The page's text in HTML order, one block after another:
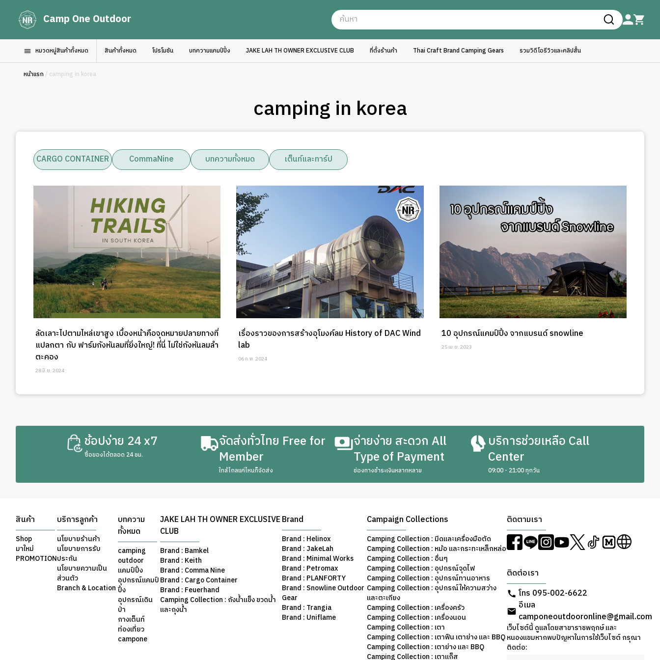
Camp One Outdoor
หมวดหมู่สินค้าทั้งหมด สินค้าทั้งหมด โปรโมชัน บทความแคมป์ปิ้ง JAKE LAH TH OWNER EXCLUSIVE CLUB ที่ตั้งร้านค้า Thai Craft Brand Camping Gears รวมวิดีโอรีวิวและคลิปสั้น
หน้าแรก / camping in korea
camping in korea
CARGO CONTAINER CommaNine บทความทั้งหมด เต็นท์และทาร์ป
ลัดเลาะไปตามไหล่เขาสูง เบื้องหน้าคือจุดหมายปลายทางที่
แปลกตา กับ ฟาร์มกังหันลมที่ยิ่งใหญ่! ที่นี่ ไม่ใช่กังหันลมลำ
ตะคอง
28 มิ.ย. 2024
เรื่องราวของการสร้างอุโมงค์ลม History of DAC Wind
lab
06 ก.พ. 2024
10 อุปกรณ์แคมป์ปิ้ง จากแบรนด์ snowline
25 เม.ย. 2023
ช้อปง่าย 24 x7
ซื้อของได้ตลอด 24 ชม.
จัดส่งทั่วไทย Free for
Member
ใกล้ไกลแค่ไหนก็จัดส่ง
จ่ายง่าย สะดวก All
Type of Payment
ช่องทางชำระเงินหลากหลาย
บริการช่วยเหลือ Call
Center
09:00 - 21:00 ทุกวัน
สินค้า
Shop
มาใหม่
PROMOTION
บริการลูกค้า
นโยบายร้านค้า
นโยบายการรับ
ประกัน
นโยบายความเป็น
ส่วนตัว
Branch & Location
บทความ
ทั้งหมด
camping
outdoor
แคมป์ปิ้ง
อุปกรณ์แคมป์
ปิ้ง
อุปกรณ์เดิน
ป่า
กางเต็นท์
ท่องเที่ยว
campone
JAKE LAH TH OWNER EXCLUSIVE
CLUB
Brand : Bamkel
Brand : Keith
Brand : Comma Nine
Brand : Cargo Container
Brand : Feuerhand
Camping Collection : ถังน้ำแข็ง ขวดน้ำ
และถุงน้ำ
Brand
Brand : Helinox
Brand : JakeLah
Brand : Minimal Works
Brand : Petromax
Brand : PLANFORTY
Brand : Snowline Outdoor
Gear
Brand : Trangia
Brand : Uniflame
Campaign Collections
Camping Collection : มีดและเครื่องมือตัด
Camping Collection : หม้อ และกระทะเหล็กหล่อ
Camping Collection : อื่นๆ
Camping Collection : อุปกรณ์จุดไฟ
Camping Collection : อุปกรณ์ทานอาหาร
Camping Collection : อุปกรณ์ให้ความสว่าง
และตะเกียง
Camping Collection : เครื่องครัว
Camping Collection : เครื่องนอน
Camping Collection : เตา
Camping Collection : เตาฟืน เตาย่าง และ BBQ
Camping Collection : เตาย่าง และ BBQ
Camping Collection : เตาแก็ส
ติดตามเรา
ติดต่อเรา
โทร 095-002-6622
อีเมล
camponeoutdooronline@gmail.com
เว็บไซต์นี้ ดูแลโดยสาขาราชพฤกษ์ และ
หนองแขมหากพบปัญหาในการใช้เว็บไซต์ กรุณา
ติดต่อ: